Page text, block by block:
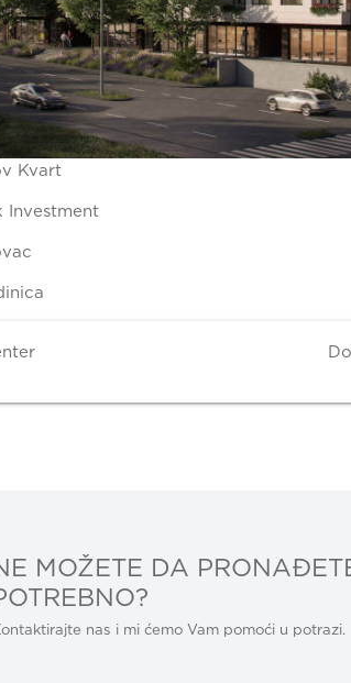
Kvart
Investment
MOŽETE DA
nas i mi ćemo Vam pomoći u potrazi.